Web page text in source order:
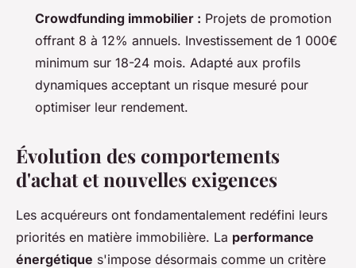
Crowdfunding immobilier : Projets de promotion
offrant 8 à 12% annuels. Investissement de 1 000€
minimum sur 18-24 mois. Adapté aux profils
dynamiques acceptant un risque mesuré pour
optimiser leur rendement.
Évolution des comportements
d'achat et nouvelles exigences
Les acquéreurs ont fondamentalement redéfini leurs
priorités en matière immobilière. La performance
énergétique s'impose désormais comme un critère